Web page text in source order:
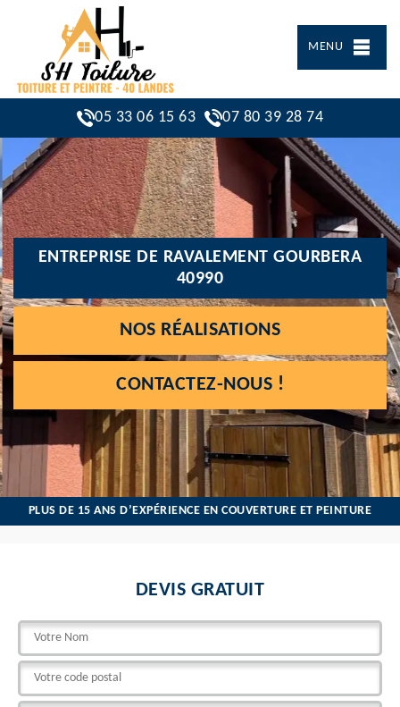
MENU
05 33 06 15 63 07 80 39 28 74
ENTREPRISE DE RAVALEMENT GOURBERA
40990
NOS RÉALISATIONS
CONTACTEZ-NOUS !
PLUS DE 15 ANS D’EXPÉRIENCE EN COUVERTURE ET PEINTURE
DEVIS GRATUIT